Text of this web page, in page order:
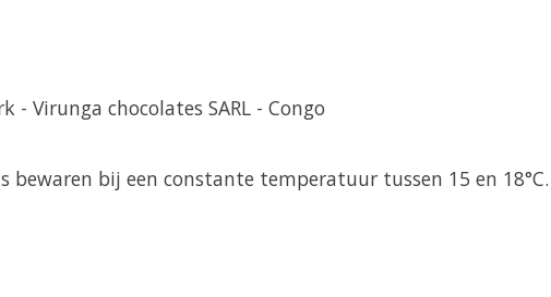
- Virunga chocolates SARL - Congo
bewaren bij een constante temperatuur tussen 15 en 18°C.